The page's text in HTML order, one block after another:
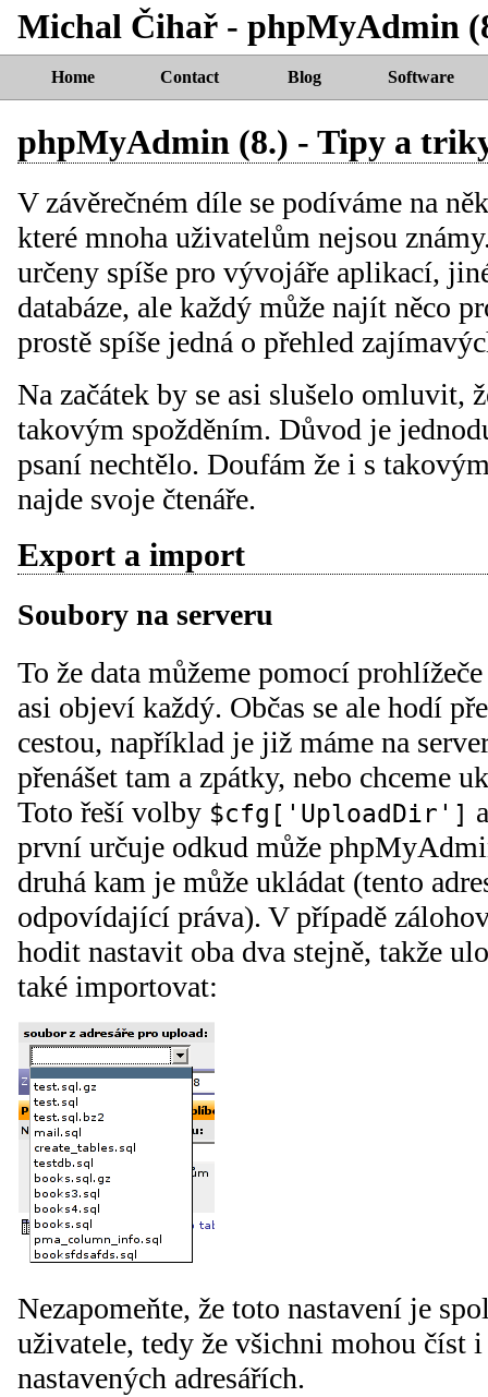
Michal Čihař - phpMyAdmin
Home Contact Blog Software
phpMyAdmin (8.) - Tipy a
V závěrečném díle se podíváme na
které mnoha uživatelům nejsou
určeny spíše pro vývojáře aplikací,
databáze, ale každý může najít něco
prostě spíše jedná o přehled
Na začátek by se asi slušelo omluvit,
takovým spožděním. Důvod je
psaní nechtělo. Doufám že i s
najde svoje čtenáře.
Export a import
Soubory na serveru
To že data můžeme pomocí
asi objeví každý. Občas se ale hodí
cestou, například je již máme na
přenášet tam a zpátky, nebo chceme
Toto řeší volby $cfg['UploadDir']
první určuje odkud může
druhá kam je může ukládat (tento
odpovídající práva). V případě
hodit nastavit oba dva stejně, takže
také importovat:
Nezapomeňte, že toto nastavení je
uživatele, tedy že všichni mohou číst
nastavených adresářích.